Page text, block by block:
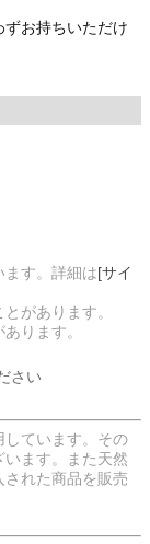
お持ちいただけ
す。詳細は[サイ
があります。
ります。
さい
ています。その
ます。また天然
れた商品を販売